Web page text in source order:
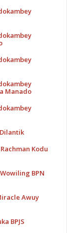
Manado
Kodu
BPN
Awuy
BPJS